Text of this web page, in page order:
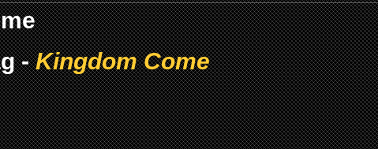
-Kingdom Come